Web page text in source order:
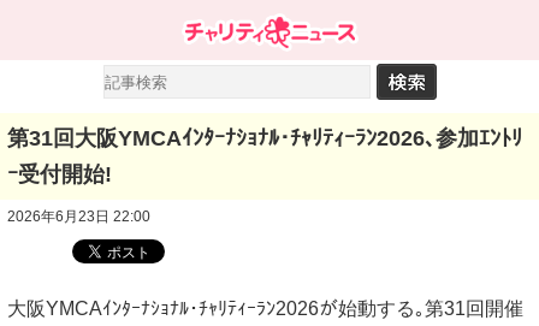
第31回大阪YMCAｲﾝﾀｰﾅｼｮﾅﾙ･ﾁｬﾘﾃｨｰﾗﾝ2026､参加ｴﾝﾄﾘ
ｰ受付開始!
2026年6月23日 22:00
大阪YMCAｲﾝﾀｰﾅｼｮﾅﾙ･ﾁｬﾘﾃｨｰﾗﾝ2026が始動する｡第31回開催